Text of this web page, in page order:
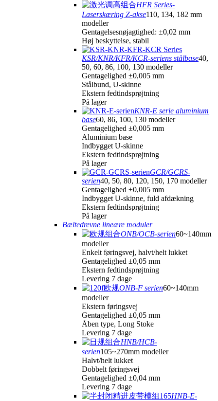
HFR Series-
Laserskæring Z-akse110, 134, 182 mm
modeller
Gentagelsesnøjagtighed: ±0,02 mm
Høj beskyttelse, stabil
KSR/KNR/KFR/KCR-seriens stålbase40,
50, 60, 86, 100, 130 modeller
Gentagelighed ±0,005 mm
Stålbund, U-skinne
Ekstern fedtindsprøjtning
På lager
KNR-E serie aluminium
base60, 86, 100, 130 modeller
Gentagelighed ±0,005 mm
Aluminium base
Indbygget U-skinne
Ekstern fedtindsprøjtning
På lager
GCR/GCRS-
serien40, 50, 80, 120, 150, 170 modeller
Gentagelighed ±0,005 mm
Indbygget U-skinne, fuld afdækning
Ekstern fedtindsprøjtning
På lager
Bæltedrevne lineære moduler
ONB/OCB-serien60~140mm
modeller
Enkelt føringsvej, halvt/helt lukket
Gentagelighed ±0,05 mm
Ekstern fedtindsprøjtning
Levering 7 dage
ONB-F serien60~140mm
modeller
Ekstern føringsvej
Gentagelighed ±0,05 mm
Åben type, Long Stoke
Levering 7 dage
HNB/HCB-
serien105~270mm modeller
Halvt/helt lukket
Dobbelt føringsvej
Gentagelighed ±0,04 mm
Levering 7 dage
HNB-E-